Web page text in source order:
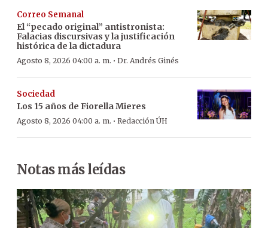
Correo Semanal
El “pecado original” antistronista:
Falacias discursivas y la justificación
histórica de la dictadura
Agosto 8, 2026 04:00 a. m. · Dr. Andrés Ginés
Sociedad
Los 15 años de Fiorella Mieres
Agosto 8, 2026 04:00 a. m. · Redacción ÚH
Notas más leídas